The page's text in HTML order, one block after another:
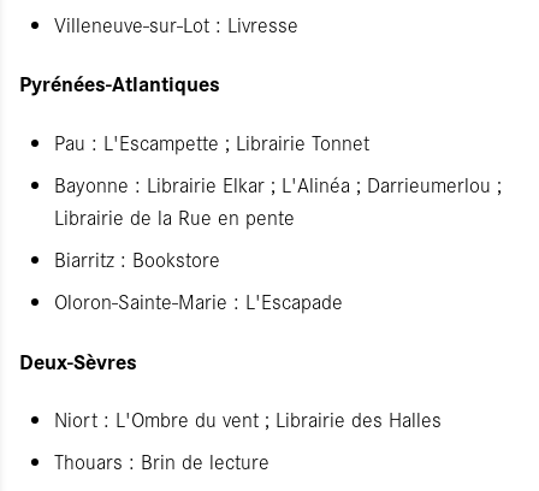
Villeneuve-sur-Lot : Livresse
Pyrénées-Atlantiques
Pau : L'Escampette ; Librairie Tonnet
Bayonne : Librairie Elkar ; L'Alinéa ; Darrieumerlou ;
Librairie de la Rue en pente
Biarritz : Bookstore
Oloron-Sainte-Marie : L'Escapade
Deux-Sèvres
Niort : L'Ombre du vent ; Librairie des Halles
Thouars : Brin de lecture